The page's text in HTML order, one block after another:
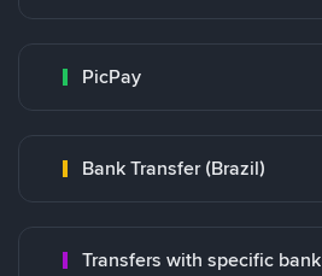
PicPay
Bank Transfer (Brazil)
Transfers with specific bank